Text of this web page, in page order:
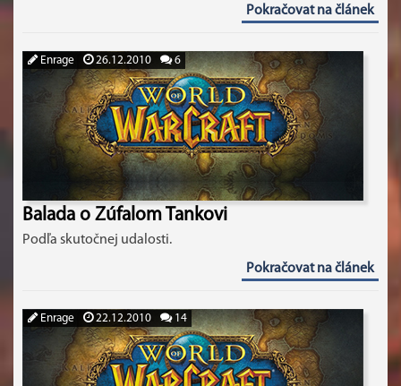
Pokračovat na článek
Enrage 26.12.2010 6
Balada o Zúfalom Tankovi
Podľa skutočnej udalosti.
Pokračovat na článek
Enrage 22.12.2010 14